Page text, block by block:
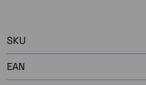
SKU
EAN